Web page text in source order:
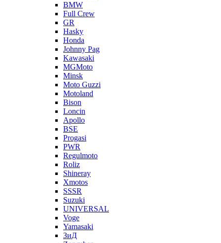
BMW
Full Crew
GR
Hasky
Honda
Johnny Pag
Kawasaki
MGMoto
Minsk
Moto Guzzi
Motoland
Bison
Loncin
Apollo
BSE
Progasi
PWR
Regulmoto
Roliz
Shineray
Xmotos
SSSR
Suzuki
UNIVERSAL
Voge
Yamasaki
ЗиД